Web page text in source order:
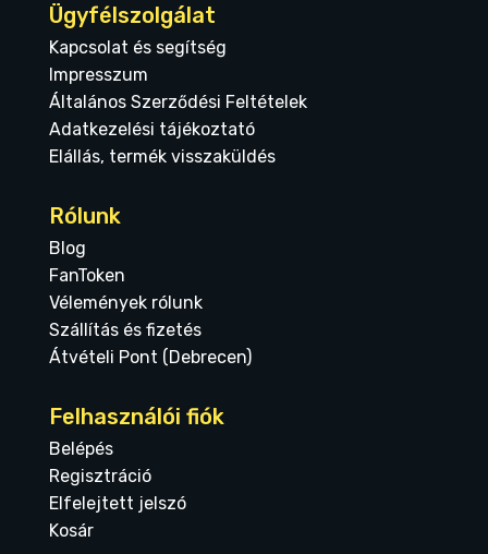
Ügyfélszolgálat
Kapcsolat és segítség
Impresszum
Általános Szerződési Feltételek
Adatkezelési tájékoztató
Elállás, termék visszaküldés
Rólunk
Blog
FanToken
Vélemények rólunk
Szállítás és fizetés
Átvételi Pont (Debrecen)
Felhasználói fiók
Belépés
Regisztráció
Elfelejtett jelszó
Kosár